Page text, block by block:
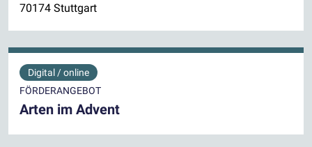
70174 Stuttgart
Digital / online
FÖRDERANGEBOT
Arten im Advent